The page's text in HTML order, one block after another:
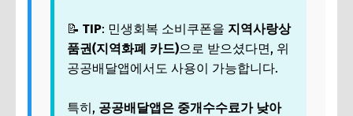
📝 TIP: 민생회복 소비쿠폰을 지역사랑상
품권(지역화폐 카드)으로 받으셨다면, 위
공공배달앱에서도 사용이 가능합니다.
특히, 공공배달앱은 중개수수료가 낮아